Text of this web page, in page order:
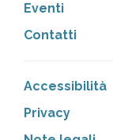
Eventi
Contatti
Accessibilità
Privacy